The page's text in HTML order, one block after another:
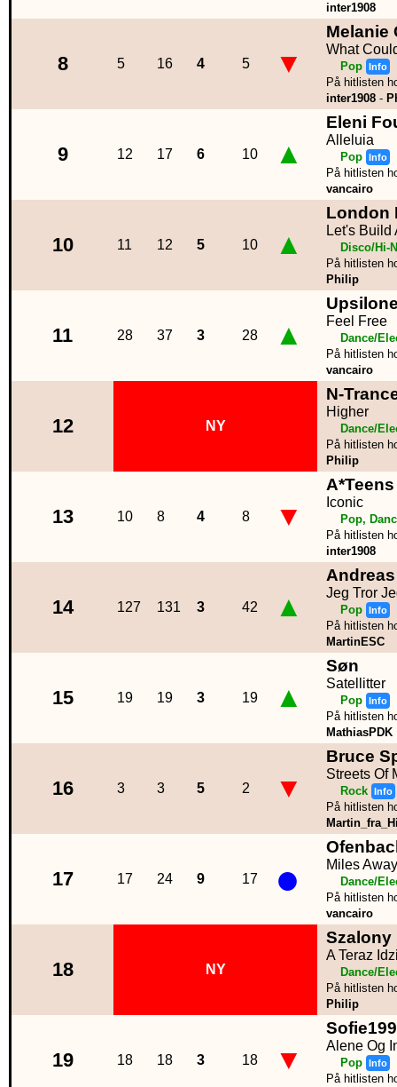
inter1908
8 5 16 4 5 ▼
Melanie
What
Pop Info
På hitlisten
inter1908 -
9 12 17 6 10 ▲
Eleni
Alleluia
Pop Info
På hitlisten
vancairo
10 11 12 5 10 ▲
London
Let's Build
Disco/Hi-
På hitlisten
Philip
11 28 37 3 28 ▲ Feel Free
Dance/
På hitlisten
vancairo
12 NY
N-
Higher
Dance/
På hitlisten
Philip
13 10 8 4 8 ▼
A*Teens
Iconic
Pop,
På hitlisten
inter1908
14 127 131 3 42 ▲ Jeg Tror
Pop Info
På hitlisten
MartinESC
15 19 19 3 19 ▲
Søn
Satellitter
Pop Info
På hitlisten
MathiasPDK
16 3 3 5 2 ▼
Bruce
Streets Of
Rock Info
På hitlisten
17 17 24 9 17 ● Miles Away
Dance/
På hitlisten
vancairo
18 NY
Szalony
A Teraz
Dance/
På hitlisten
Philip
19 18 18 3 18 ▼ Alene Og
Pop Info
På hitlisten